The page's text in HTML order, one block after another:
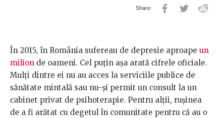
În 2015, în România sufereau de depresie aproape un
milion de oameni. Cel puțin așa arată cifrele oficiale.
Mulți dintre ei nu au acces la serviciile publice de
sănătate mintală sau nu-și permit un consult la un
cabinet privat de psihoterapie. Pentru alții, rușinea
de a fi arătat cu degetul în comunitate pentru că au o